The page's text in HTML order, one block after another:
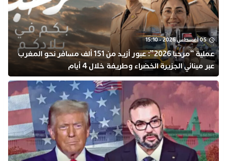
05 أغسطس 2026 - 15:10
عملية “مرحبا 2026”: عبور أزيد من 151 ألف مسافر نحو المغرب
عبر مينائي الجزيرة الخضراء وطريفة خلال 4 أيام